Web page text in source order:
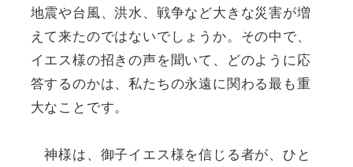
地震や台風、洪水、戦争など大きな災害が増
えて来たのではないでしょうか。その中で、
イエス様の招きの声を聞いて、どのように応
答するのかは、私たちの永遠に関わる最も重
大なことです。
神様は、御子イエス様を信じる者が、ひと